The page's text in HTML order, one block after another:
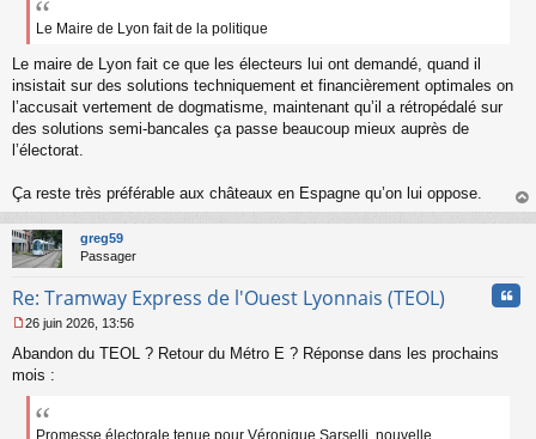
a
g
e
o
n
l
Le Maire de Lyon fait de la politique
Le maire de Lyon fait ce que les électeurs lui ont demandé, quand il
insistait sur des solutions techniquement et financièrement optimales on
l’accusait vertement de dogmatisme, maintenant qu’il a rétropédalé sur
des solutions semi-bancales ça passe beaucoup mieux auprès de
l’électorat.
Ça reste très préférable aux châteaux en Espagne qu’on lui oppose.
au
greg59
Passager
Re: Tramway Express de l'Ouest Lyonnais (TEOL)
e
s
26 juin 2026, 13:56
Abandon du TEOL ? Retour du Métro E ? Réponse dans les prochains
mois :
Promesse électorale tenue pour Véronique Sarselli, nouvelle